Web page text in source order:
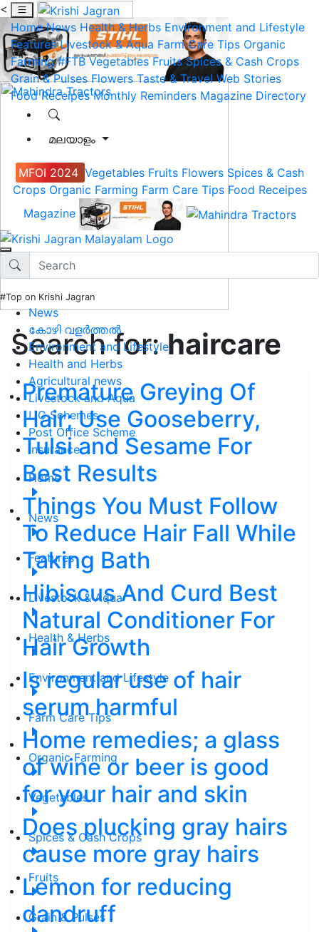
<
Home News Health & Herbs Environment and Lifestyle
Features Livestock & Aqua Farm Care Tips Organic
Farming #FTB Vegetables Fruits Spices & Cash Crops
Grain & Pulses Flowers Taste & Travel Web Stories
Food Receipes Monthly Reminders Magazine Directory
മലയാളം
MFOI 2024 Vegetables Fruits Flowers Spices & Cash
Crops Organic Farming Farm Care Tips Food Receipes
Magazine
#Top on Krishi Jagran
News
കോഴി വളർത്തൽ
Environment and Lifestyle
Health and Herbs
Agricultural news
Livestock and Aqua
LIC Schemes
Post Office Scheme
Insurance
Home
News
Features
Livestock & Aqua
Health & Herbs
Environment and Lifestyle
Farm Care Tips
Organic Farming
Vegetables
Spices & Cash Crops
Fruits
Grain & Pulses
Search for:haircare
Premature Greying Of
Hair; Use Gooseberry,
Tulsi and Sesame For
Best Results
Things You Must Follow
To Reduce Hair Fall While
Taking Bath
Hibiscus And Curd Best
Natural Conditioner For
Hair Growth
Is regular use of hair
serum harmful
Home remedies; a glass
of wine or beer is good
for your hair and skin
Does plucking gray hairs
cause more gray hairs
Lemon for reducing
dandruff